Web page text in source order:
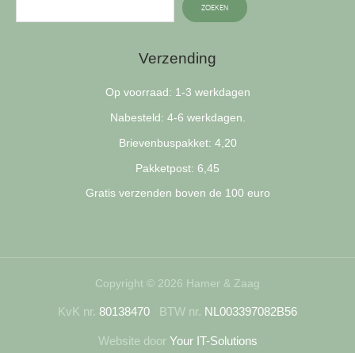
ZOEKEN
Verzending
Op voorraad: 1-3 werkdagen
Nabesteld: 4-6 werkdagen.
Brievenbuspakket: 4,20
Pakketpost: 6,45
Gratis verzenden boven de 100 euro
Copyright © 2026 Hamer & Zaag
KvK nr. 80138470 BTW nr. NL003397082B56
Website door Your IT-Solutions